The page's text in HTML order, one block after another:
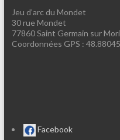
Jeu d’arc du Mondet
30 rue Mondet
77860 Saint Germain sur
Coordonnées GPS :
Facebook